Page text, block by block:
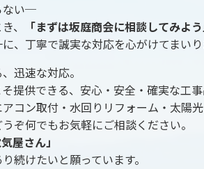
ない─
、
「まずは坂庭商会に相談してみよう
、丁寧で誠実な対応を心がけてまいり
迅速な対応。
提供できる、安心・安全・確実な工事
コン取付・水回りリフォーム・太陽
ぞ何でもお気軽にご相談ください。
屋さん」
続けたいと願っています。